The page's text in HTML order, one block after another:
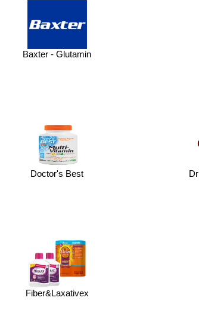
Baxter - Glutamin
Doctor's Best
Fiber&Laxativex